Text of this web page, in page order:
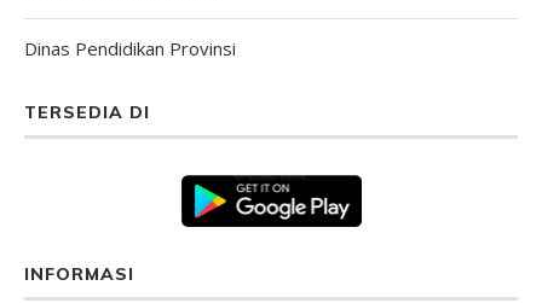
Dinas Pendidikan Provinsi
TERSEDIA DI
INFORMASI